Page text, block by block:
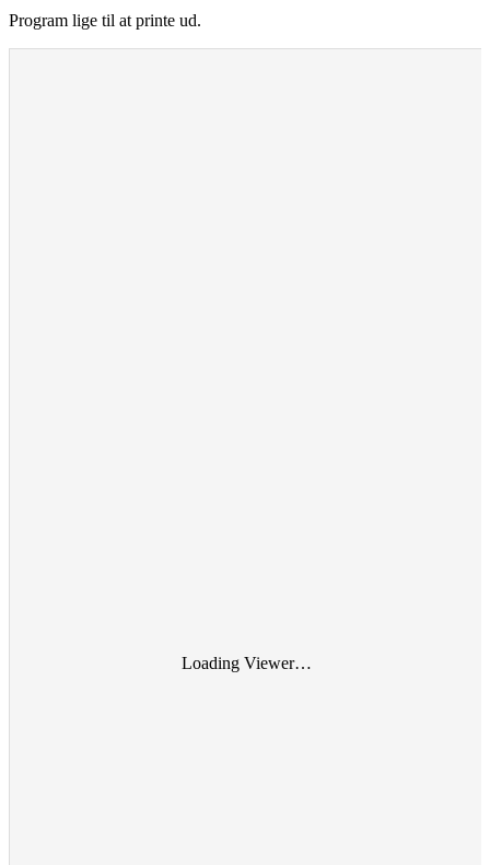
Program lige til at printe ud.
Loading Viewer…